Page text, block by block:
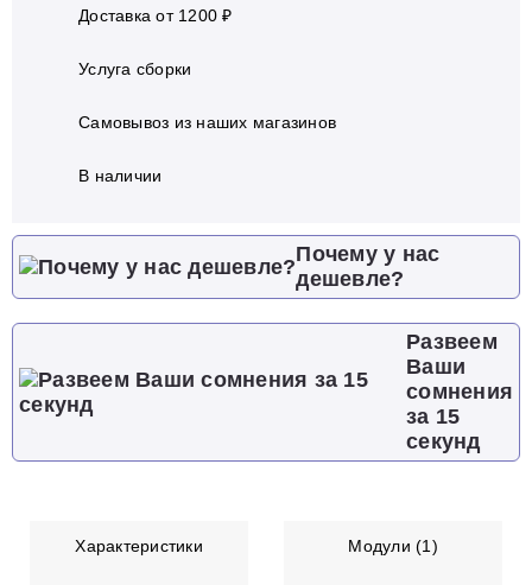
Доставка от 1200 ₽
Услуга сборки
Самовывоз из наших магазинов
В наличии
Почему у нас
дешевле?
Развеем
Ваши
сомнения
за 15
секунд
Характеристики Модули (1)